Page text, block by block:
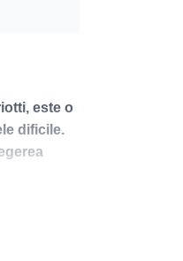
este o
dificile.